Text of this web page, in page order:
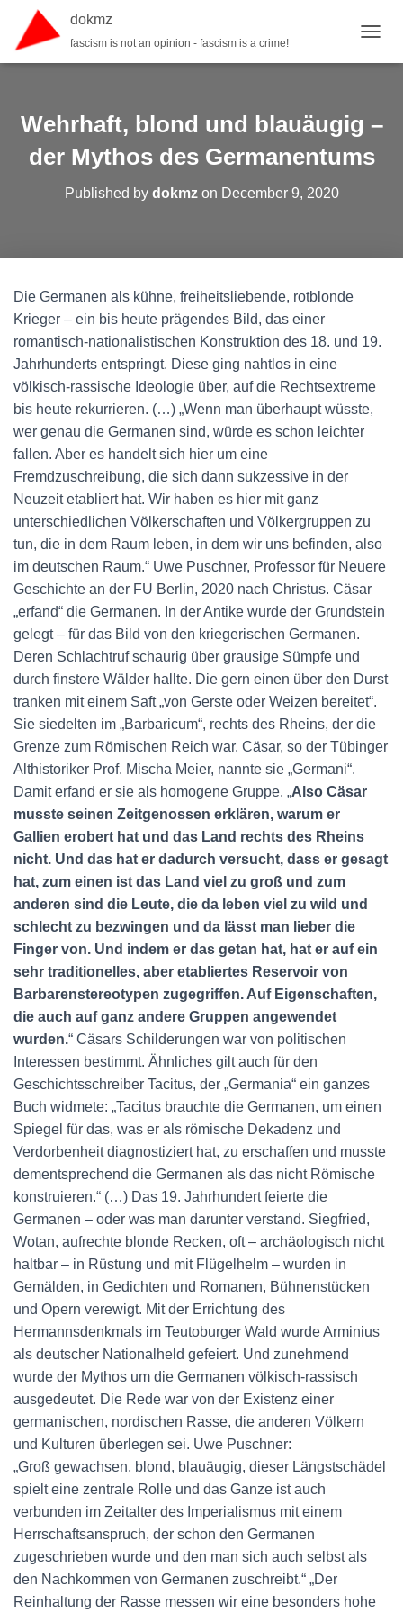
dokmz
fascism is not an opinion - fascism is a crime!
Wehrhaft, blond und blauäugig –
der Mythos des Germanentums
Published by dokmzon December 9, 2020
Die Germanen als kühne, freiheitsliebende, rotblonde
Krieger – ein bis heute prägendes Bild, das einer
romantisch-nationalistischen Konstruktion des 18. und 19.
Jahrhunderts entspringt. Diese ging nahtlos in eine
völkisch-rassische Ideologie über, auf die Rechtsextreme
bis heute rekurrieren. (…) „Wenn man überhaupt wüsste,
wer genau die Germanen sind, würde es schon leichter
fallen. Aber es handelt sich hier um eine
Fremdzuschreibung, die sich dann sukzessive in der
Neuzeit etabliert hat. Wir haben es hier mit ganz
unterschiedlichen Völkerschaften und Völkergruppen zu
tun, die in dem Raum leben, in dem wir uns befinden, also
im deutschen Raum.“ Uwe Puschner, Professor für Neuere
Geschichte an der FU Berlin, 2020 nach Christus. Cäsar
„erfand“ die Germanen. In der Antike wurde der Grundstein
gelegt – für das Bild von den kriegerischen Germanen.
Deren Schlachtruf schaurig über grausige Sümpfe und
durch finstere Wälder hallte. Die gern einen über den Durst
tranken mit einem Saft „von Gerste oder Weizen bereitet“.
Sie siedelten im „Barbaricum“, rechts des Rheins, der die
Grenze zum Römischen Reich war. Cäsar, so der Tübinger
Althistoriker Prof. Mischa Meier, nannte sie „Germani“.
Damit erfand er sie als homogene Gruppe. „Also Cäsar
musste seinen Zeitgenossen erklären, warum er
Gallien erobert hat und das Land rechts des Rheins
nicht. Und das hat er dadurch versucht, dass er gesagt
hat, zum einen ist das Land viel zu groß und zum
anderen sind die Leute, die da leben viel zu wild und
schlecht zu bezwingen und da lässt man lieber die
Finger von. Und indem er das getan hat, hat er auf ein
sehr traditionelles, aber etabliertes Reservoir von
Barbarenstereotypen zugegriffen. Auf Eigenschaften,
die auch auf ganz andere Gruppen angewendet
wurden.“ Cäsars Schilderungen war von politischen
Interessen bestimmt. Ähnliches gilt auch für den
Geschichtsschreiber Tacitus, der „Germania“ ein ganzes
Buch widmete: „Tacitus brauchte die Germanen, um einen
Spiegel für das, was er als römische Dekadenz und
Verdorbenheit diagnostiziert hat, zu erschaffen und musste
dementsprechend die Germanen als das nicht Römische
konstruieren.“ (…) Das 19. Jahrhundert feierte die
Germanen – oder was man darunter verstand. Siegfried,
Wotan, aufrechte blonde Recken, oft – archäologisch nicht
haltbar – in Rüstung und mit Flügelhelm – wurden in
Gemälden, in Gedichten und Romanen, Bühnenstücken
und Opern verewigt. Mit der Errichtung des
Hermannsdenkmals im Teutoburger Wald wurde Arminius
als deutscher Nationalheld gefeiert. Und zunehmend
wurde der Mythos um die Germanen völkisch-rassisch
ausgedeutet. Die Rede war von der Existenz einer
germanischen, nordischen Rasse, die anderen Völkern
und Kulturen überlegen sei. Uwe Puschner:
„Groß gewachsen, blond, blauäugig, dieser Längstschädel
spielt eine zentrale Rolle und das Ganze ist auch
verbunden im Zeitalter des Imperialismus mit einem
Herrschaftsanspruch, der schon den Germanen
zugeschrieben wurde und den man sich auch selbst als
den Nachkommen von Germanen zuschreibt.“ „Der
Reinhaltung der Rasse messen wir eine besonders hohe